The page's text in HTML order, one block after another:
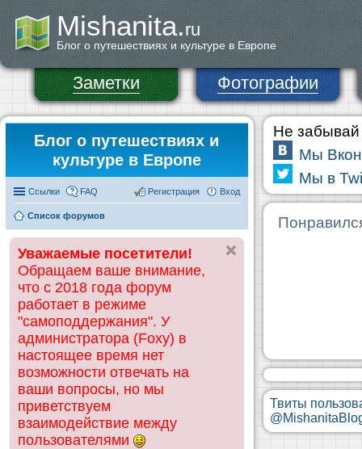
Mishanita.ru
Блог о путешествиях и культуре в Европе
Заметки Фотографии
Блог о путешествиях и
культуре в Европе
Ссылки FAQ Вход
Регистрация
Список форумов
Уважаемые посетители!
Обращаем ваше внимание,
что с 2018 года форум
работает в режиме
"самоподдержания". У
администратора (Foxy) в
настоящее время нет
возможности отвечать на
ваши вопросы, но мы
приветствуем
взаимодействие между
пользователями
Не забывай
Мы
Мы в
Твиты